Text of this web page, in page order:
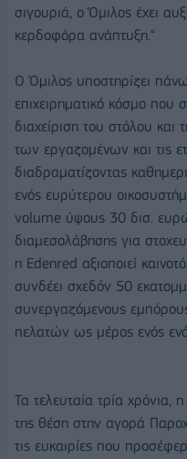
σιγουριά, ο Όμιλος έχει
κερδοφόρα ανάπτυξη.“
Ο Όμιλος υποστηρίζει
επιχειρηματικό κόσμο που
διαχείριση του στόλου και
των εργαζομένων και τις
διαδραματίζοντας
ενός ευρύτερου
volume ύψους 30 δισ.
διαμεσολάβησης για
η Edenred αξιοποιεί
συνδέει σχεδόν 50
συνεργαζόμενους
πελατών ως μέρος ενός
Τα τελευταία τρία χρόνια,
της θέση στην αγορά
τις ευκαιρίες που